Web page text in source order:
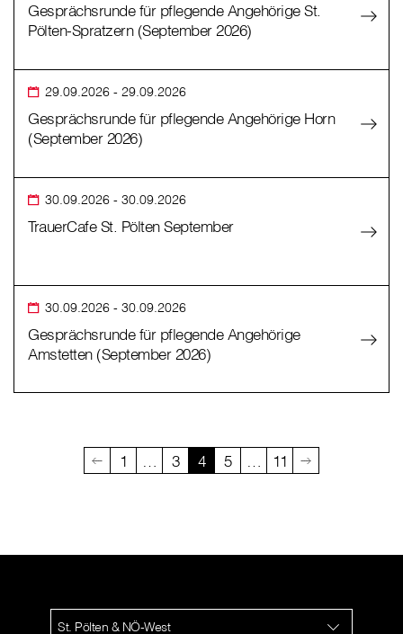
Gesprächsrunde für pflegende Angehörige St.
Pölten-Spratzern (September 2026)
29.09.2026 - 29.09.2026
Gesprächsrunde für pflegende Angehörige Horn
(September 2026)
30.09.2026 - 30.09.2026
TrauerCafe St. Pölten September
30.09.2026 - 30.09.2026
Gesprächsrunde für pflegende Angehörige
Amstetten (September 2026)
1 … 3 4 5 … 11
St. Pölten & NÖ-West